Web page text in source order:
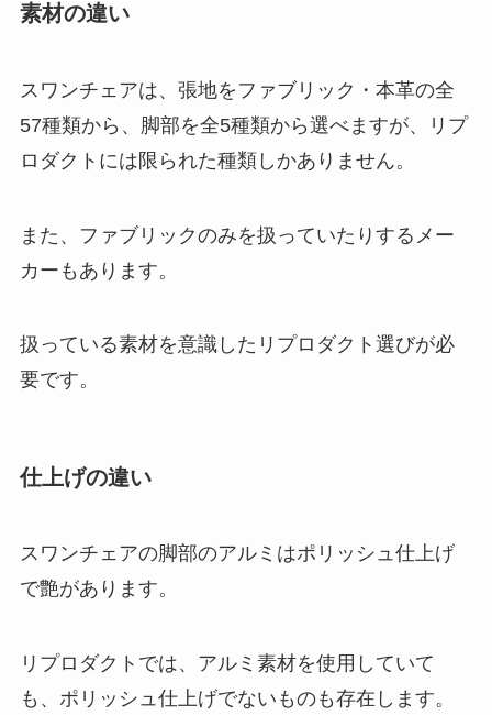
素材の違い
スワンチェアは、張地をファブリック・本革の全
57種類から、脚部を全5種類から選べますが、リプ
ロダクトには限られた種類しかありません。
また、ファブリックのみを扱っていたりするメー
カーもあります。
扱っている素材を意識したリプロダクト選びが必
要です。
仕上げの違い
スワンチェアの脚部のアルミはポリッシュ仕上げ
で艶があります。
リプロダクトでは、アルミ素材を使用していて
も、ポリッシュ仕上げでないものも存在します。